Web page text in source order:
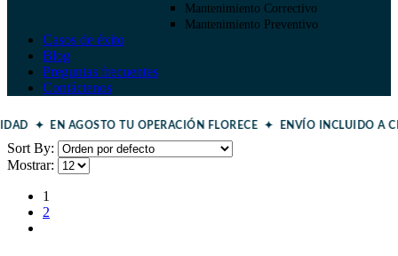
Mantenimiento Correctivo
Mantenimiento Preventivo
Casos de éxito
Blog
Preguntas frecuentes
Contáctenos
✦ EN AGOSTO TU OPERACIÓN FLORECE ✦ ENVÍO INCLUIDO A
Sort By:
Mostrar:
1
2